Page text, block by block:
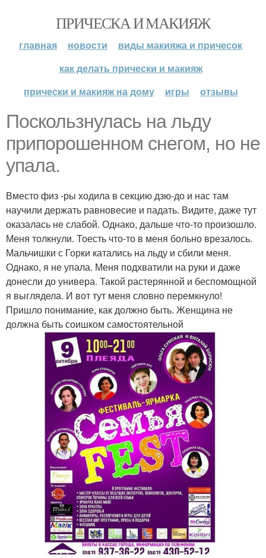
ПРИЧЕСКА И МАКИЯЖ
главная новости
виды макияжа и причесок
как делать прически и макияж
прически и макияж на дому
игры отзывы
Поскользнулась на льду
припорошенном снегом, но не
упала.
Вместо физ -ры ходила в секцию дзю-до и нас там
научили держать равновесие и падать. Видите, даже тут
оказалась не слабой. Однако, дальше что-то произошло.
Меня толкнули. Тоесть что-то в меня больно врезалось.
Мальчишки с Горки катались на льду и сбили меня.
Однако, я не упала. Меня подхватили на руки и даже
донесли до универа. Такой растерянной и беспомощной
я выглядела. И вот тут меня словно перемкнуло!
Пришло понимание, как должно быть. Женщина не
должна быть соишком самостоятельной